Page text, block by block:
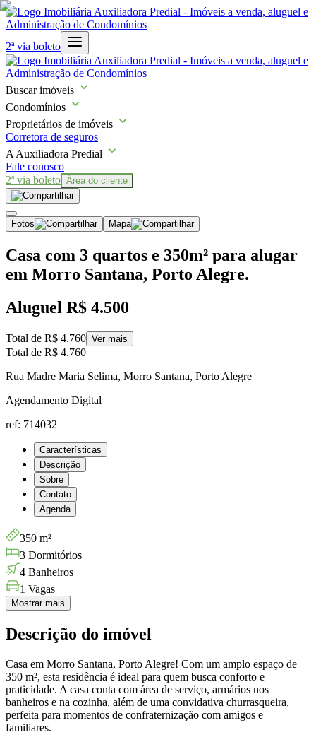
2ª via boleto
Buscar imóveis
Condomínios
Proprietários de imóveis
Corretora de seguros
A Auxiliadora Predial
Fale conosco
2ª via boleto Área do cliente
Fotos Mapa
Casa com 3 quartos e 350m² para alugar
em Morro Santana, Porto Alegre.
Aluguel R$ 4.500
Total de R$ 4.760 Ver mais
Total de R$ 4.760
Rua Madre Maria Selima, Morro Santana, Porto Alegre
Agendamento Digital
ref: 714032
Características
Descrição
Sobre
Contato
Agenda
350 m²
3 Dormitórios
4 Banheiros
1 Vagas
Mostrar mais
Descrição do imóvel
Casa em Morro Santana, Porto Alegre! Com um amplo espaço de
350 m², esta residência é ideal para quem busca conforto e
praticidade. A casa conta com área de serviço, armários nos
banheiros e na cozinha, além de uma convidativa churrasqueira,
perfeita para momentos de confraternização com amigos e
familiares.